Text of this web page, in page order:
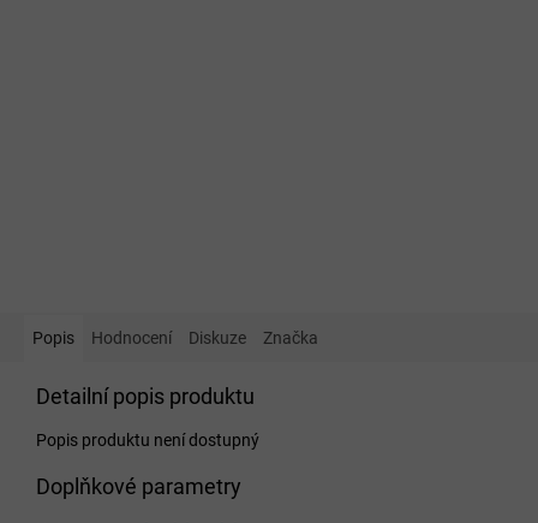
Popis Hodnocení Diskuze Značka
Detailní popis produktu
Popis produktu není dostupný
Doplňkové parametry